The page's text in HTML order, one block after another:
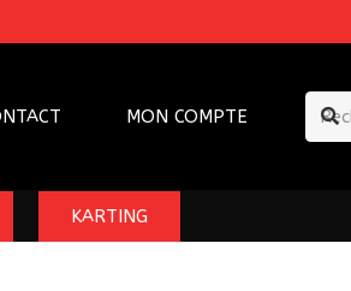
MON COMPTE
KARTING